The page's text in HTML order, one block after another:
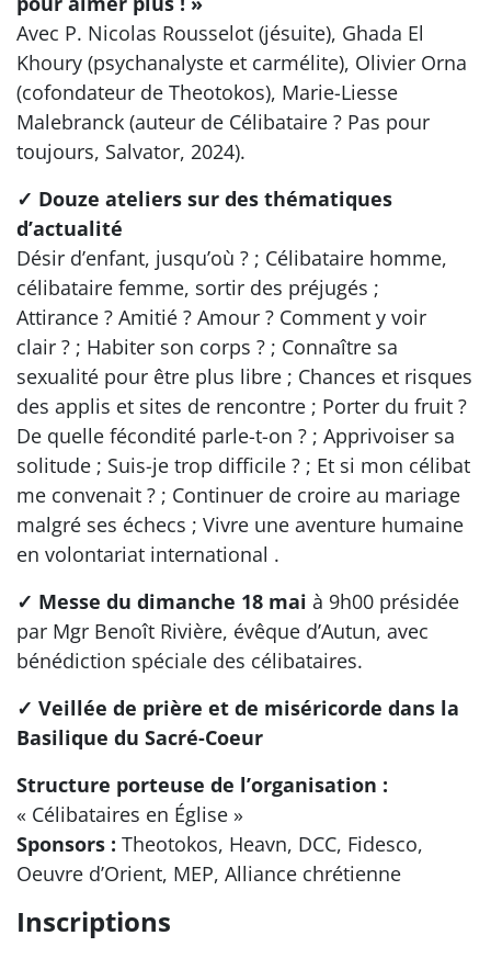
Avec P. Nicolas Rousselot (jésuite), Ghada El
Khoury (psychanalyste et carmélite), Olivier Orna
(cofondateur de Theotokos), Marie-Liesse
Malebranck (auteur de Célibataire ? Pas pour
toujours, Salvator, 2024).
✓ Douze ateliers sur des thématiques
d’actualité
Désir d’enfant, jusqu’où ? ; Célibataire homme,
célibataire femme, sortir des préjugés ;
Attirance ? Amitié ? Amour ? Comment y voir
clair ? ; Habiter son corps ? ; Connaître sa
sexualité pour être plus libre ; Chances et risques
des applis et sites de rencontre ; Porter du fruit ?
De quelle fécondité parle-t-on ? ; Apprivoiser sa
solitude ; Suis-je trop difficile ? ; Et si mon célibat
me convenait ? ; Continuer de croire au mariage
malgré ses échecs ; Vivre une aventure humaine
en volontariat international .
✓ Messe du dimanche 18 mai à 9h00 présidée
par Mgr Benoît Rivière, évêque d’Autun, avec
bénédiction spéciale des célibataires.
✓ Veillée de prière et de miséricorde dans la
Basilique du Sacré-Coeur
Structure porteuse de l’organisation :
« Célibataires en Église »
Sponsors : Theotokos, Heavn, DCC, Fidesco,
Oeuvre d’Orient, MEP, Alliance chrétienne
Inscriptions